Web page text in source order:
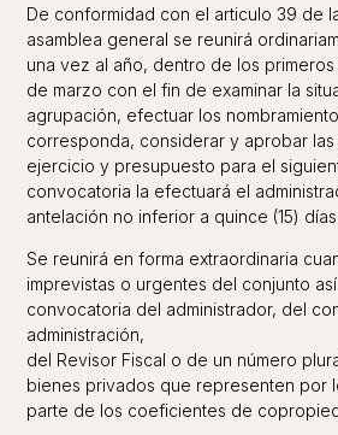
De conformidad con el articulo 39 de
asamblea general se reunirá
una vez al año, dentro de los
de marzo con el fin de examinar la
agrupación, efectuar los
corresponda, considerar y aprobar las
ejercicio y presupuesto para el
convocatoria la efectuará el
antelación no inferior a quince (15)
Se reunirá en forma extraordinaria
imprevistas o urgentes del conjunto
convocatoria del administrador, del
administración,
del Revisor Fiscal o de un número
bienes privados que representen por
parte de los coeficientes de